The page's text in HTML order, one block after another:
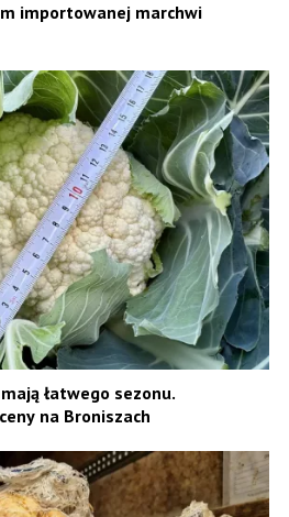
importowanej marchwi
łatwego sezonu.
na Broniszach